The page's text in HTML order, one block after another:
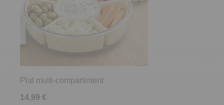
Plat multi-compartiment
14,99 €